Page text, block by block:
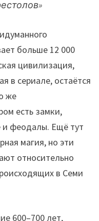
больше 12 000
цивилизация,
в сериале, остаётся
же
есть замки,
и феодалы. Ещё тут
магия, но эти
относительно
в Семи
600–700 лет,